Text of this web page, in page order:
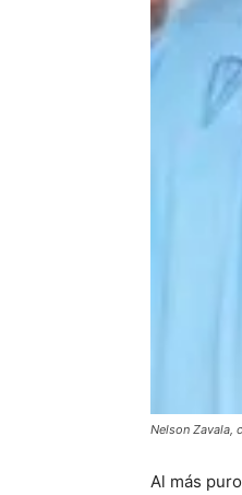
Nelson Zavala,
Al más